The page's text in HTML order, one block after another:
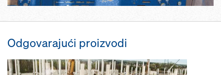
Odgovarajući proizvodi